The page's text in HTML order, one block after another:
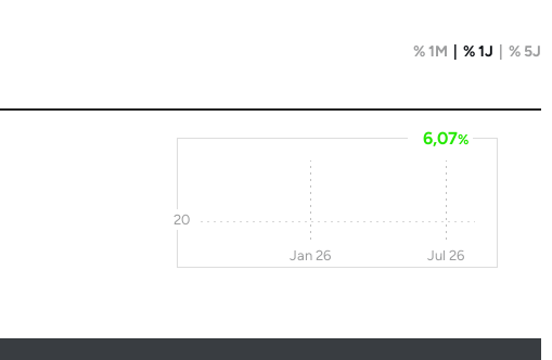
% 1M % 1J % 5J
6,07%
20
Jan 26 Jul 26